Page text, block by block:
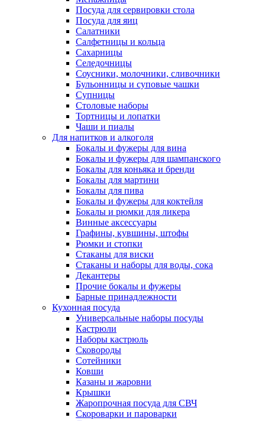
Посуда для сервировки стола
Посуда для яиц
Салатники
Салфетницы и кольца
Сахарницы
Селедочницы
Соусники, молочники, сливочники
Бульонницы и суповые чашки
Супницы
Столовые наборы
Тортницы и лопатки
Чаши и пиалы
Для напитков и алкоголя
Бокалы и фужеры для вина
Бокалы и фужеры для шампанского
Бокалы для коньяка и бренди
Бокалы для мартини
Бокалы для пива
Бокалы и фужеры для коктейля
Бокалы и рюмки для ликера
Винные аксессуары
Графины, кувшины, штофы
Рюмки и стопки
Стаканы для виски
Стаканы и наборы для воды, сока
Декантеры
Прочие бокалы и фужеры
Барные принадлежности
Кухонная посуда
Универсальные наборы посуды
Кастрюли
Наборы кастрюль
Сковороды
Сотейники
Ковши
Казаны и жаровни
Крышки
Жаропрочная посуда для СВЧ
Скороварки и пароварки